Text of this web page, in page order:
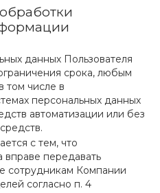
данных Пользователя
срока, любым
том числе в
персональных данных
автоматизации или без
с тем, что
вправе передавать
сотрудникам Компании
согласно п. 4